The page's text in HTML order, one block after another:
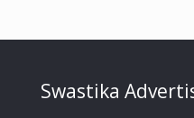
Swastika